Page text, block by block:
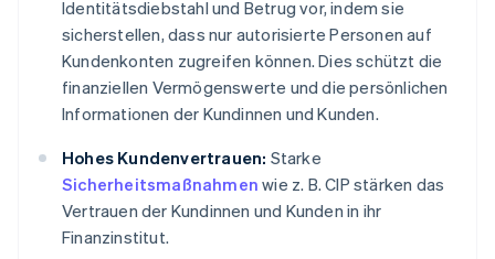
Identitätsdiebstahl und Betrug vor, indem sie
sicherstellen, dass nur autorisierte Personen auf
Kundenkonten zugreifen können. Dies schützt die
finanziellen Vermögenswerte und die persönlichen
Informationen der Kundinnen und Kunden.
Hohes Kundenvertrauen: Starke
Sicherheitsmaßnahmen wie z. B. CIP stärken das
Vertrauen der Kundinnen und Kunden in ihr
Finanzinstitut.